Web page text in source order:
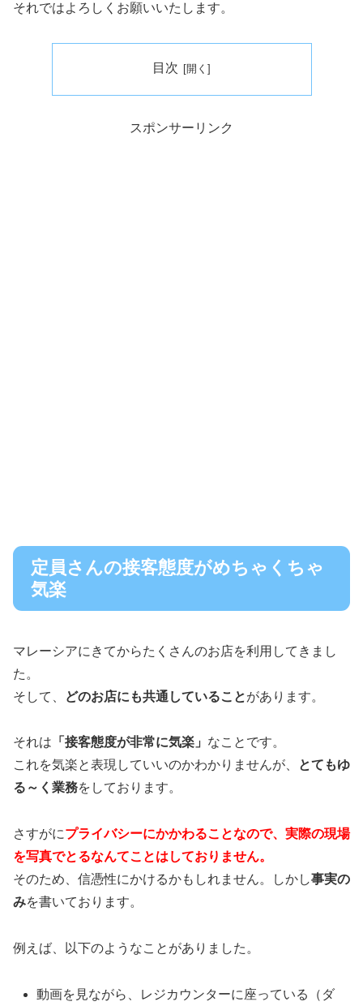
それではよろしくお願いいたします。
目次
スポンサーリンク
定員さんの接客態度がめちゃくちゃ
気楽
マレーシアにきてからたくさんのお店を利用してきまし
た。
そして、
どのお店にも共通していることがあります。
それは 「接客態度が非常に気楽」 なことです。
これを気楽と表現していいのかわかりませんが、
とてもゆ
る～く業務をしております。
さすがにプライバシーにかかわることなので、実際の現場
を写真でとるなんてことはしておりません。
そのため、信憑性にかけるかもしれません。しかし事実の
みを書いております。
例えば、以下のようなことがありました。
動画を見ながら、レジカウンターに座っている（ダ